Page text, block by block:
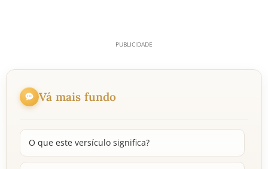
Vá mais fundo
O que este versículo significa?